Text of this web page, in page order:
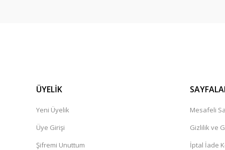
ÜYELİK
Yeni Üyelik
Üye Girişi
Şifremi Unuttum
Mesafeli
Gizlilik ve
İptal İade